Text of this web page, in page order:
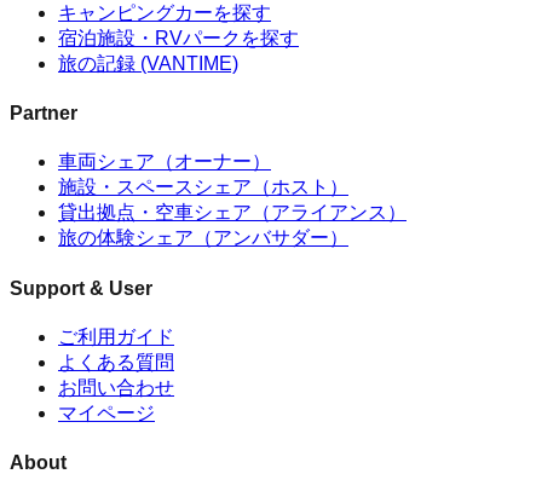
キャンピングカーを探す
宿泊施設・RVパークを探す
旅の記録 (VANTIME)
Partner
車両シェア（オーナー）
施設・スペースシェア（ホスト）
貸出拠点・空車シェア（アライアンス）
旅の体験シェア（アンバサダー）
Support & User
ご利用ガイド
よくある質問
お問い合わせ
マイページ
About